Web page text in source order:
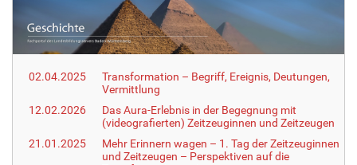
e
r
e
02.04.2025
Transformation – Begriff, Ereignis, Deutungen,
Vermittlung
12.02.2026
Das Aura-Erlebnis in der Begegnung mit
(videografierten) Zeitzeuginnen und Zeitzeugen
21.01.2025
Mehr Erinnern wagen – 1. Tag der Zeitzeuginnen
und Zeitzeugen – Perspektiven auf die